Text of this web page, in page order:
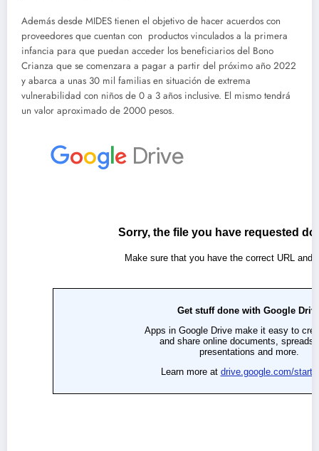
Además desde MIDES tienen el objetivo de hacer acuerdos con
proveedores que cuentan con productos vinculados a la primera
infancia para que puedan acceder los beneficiarios del Bono
Crianza que se comenzara a pagar a partir del próximo año 2022
y abarca a unas 30 mil familias en situación de extrema
vulnerabilidad con niños de 0 a 3 años inclusive. El mismo tendrá
un valor aproximado de 2000 pesos.